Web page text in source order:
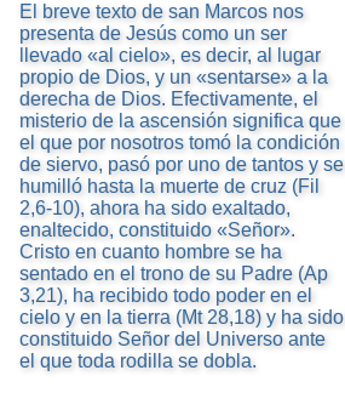
El breve texto de san Marcos nos
presenta de Jesús como un ser
llevado «al cielo», es decir, al lugar
propio de Dios, y un «sentarse» a la
derecha de Dios. Efectivamente, el
misterio de la ascensión significa que
el que por nosotros tomó la condición
de siervo, pasó por uno de tantos y se
humilló hasta la muerte de cruz (Fil
2,6-10), ahora ha sido exaltado,
enaltecido, constituido «Señor».
Cristo en cuanto hombre se ha
sentado en el trono de su Padre (Ap
3,21), ha recibido todo poder en el
cielo y en la tierra (Mt 28,18) y ha sido
constituido Señor del Universo ante
el que toda rodilla se dobla.